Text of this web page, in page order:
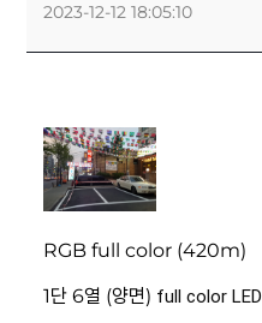
2023-12-12 18:05:10
RGB full color (420m)
1단 6열 (양면) full color LED